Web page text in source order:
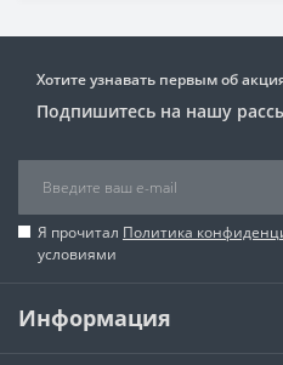
Хотите узнавать первым об
Подпишитесь на нашу
Я прочитал Политика
условиями
Информация